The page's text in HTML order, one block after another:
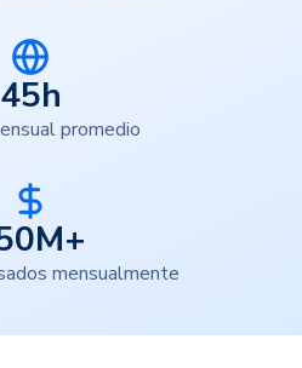
45h
promedio
mensualmente